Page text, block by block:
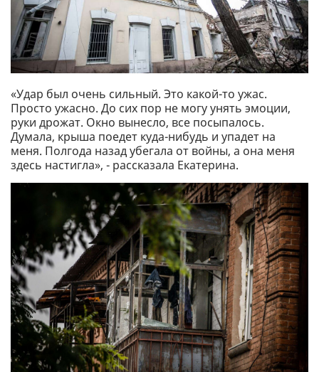
«Удар был очень сильный. Это какой-то ужас.
Просто ужасно. До сих пор не могу унять эмоции,
руки дрожат. Окно вынесло, все посыпалось.
Думала, крыша поедет куда-нибудь и упадет на
меня. Полгода назад убегала от войны, а она меня
здесь настигла», - рассказала Екатерина.